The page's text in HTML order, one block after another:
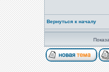
Вернуться к началу